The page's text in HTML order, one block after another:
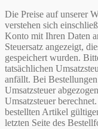
Die Preise auf unserer
verstehen sich
Konto mit Ihren Daten
Steuersatz angezeigt,
gespeichert wurden.
tatsächlichen
anfällt. Bei
Umsatzsteuer
Umsatzsteuer
bestellten Artikel
letzten Seite des